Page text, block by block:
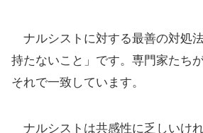
ナルシストに対する最善の対処
持たないこと」です。専門家たち
それで一致しています。
ナルシストは共感性に乏しいけ